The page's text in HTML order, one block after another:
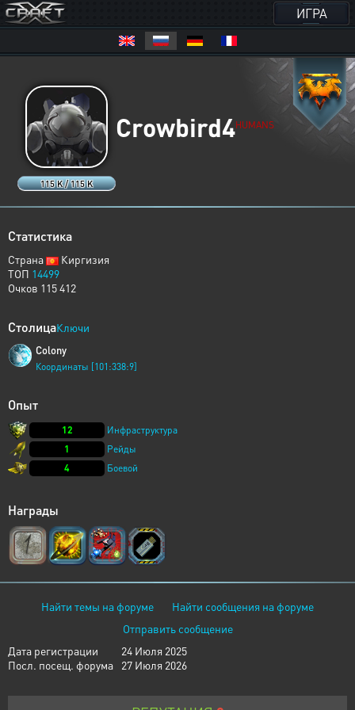
ИГРА
115 K / 115 K
Crowbird4HUMANS
Статистика
Страна
Киргизия
ТОП 14499
Очков 115 412
СтолицаКлючи
Colony
Координаты [101:338:9]
Опыт
12
Инфраструктура
1
Рейды
4
Боевой
Награды
Найти темы на форуме
Найти сообщения на форуме
Отправить сообщение
Дата регистрации
24 Июля 2025
Посл. посещ. форума
27 Июля 2026